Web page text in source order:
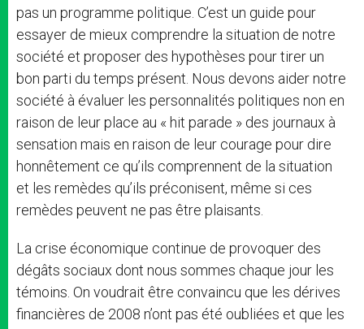
pas un programme politique. C’est un guide pour
essayer de mieux comprendre la situation de notre
société et proposer des hypothèses pour tirer un
bon parti du temps présent. Nous devons aider notre
société à évaluer les personnalités politiques non en
raison de leur place au « hit parade » des journaux à
sensation mais en raison de leur courage pour dire
honnêtement ce qu’ils comprennent de la situation
et les remèdes qu’ils préconisent, même si ces
remèdes peuvent ne pas être plaisants.
La crise économique continue de provoquer des
dégâts sociaux dont nous sommes chaque jour les
témoins. On voudrait être convaincu que les dérives
financières de 2008 n’ont pas été oubliées et que les